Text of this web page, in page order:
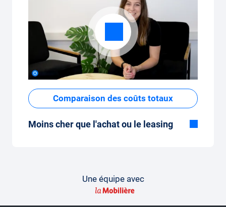
Comparaison des coûts totaux
Moins cher que l'achat ou le leasing
par rapport au leasing ou à l'achat d'une
Comment faire une comparaison
Une équipe avec